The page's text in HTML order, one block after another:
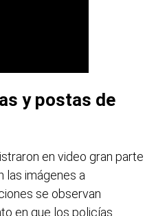
y postas de
en video gran parte
las imágenes a
se observan
en que los policías